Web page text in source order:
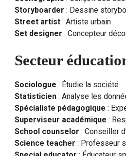
Storyboarder : Dessine
Street artist : Artiste urbain
Set designer : Concepteur
Secteur
Sociologue : Étudie la société
Statisticien : Analyse les
Spécialiste pédagogique :
Superviseur académique :
School counselor : Conseiller
Science teacher : Professeur